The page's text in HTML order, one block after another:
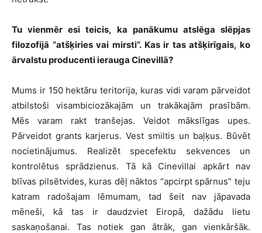
Tu vienmēr esi teicis, ka panākumu atslēga slēpjas
filozofijā “atšķiries vai mirsti”. Kas ir tas atšķirīgais, ko
ārvalstu producenti ierauga Cinevillā?
Mums ir 150 hektāru teritorija, kuras vidi varam pārveidot
atbilstoši visambiciozākajām un trakākajām prasībām.
Mēs varam rakt tranšejas. Veidot mākslīgas upes.
Pārveidot grants karjerus. Vest smiltis un baļķus. Būvēt
nocietinājumus. Realizēt specefektu sekvences un
kontrolētus sprādzienus. Tā kā Cinevillai apkārt nav
blīvas pilsētvides, kuras dēļ nāktos “apcirpt spārnus” teju
katram radošajam lēmumam, tad šeit nav jāpavada
mēneši, kā tas ir daudzviet Eiropā, dažādu lietu
saskaņošanai. Tas notiek gan ātrāk, gan vienkāršāk.